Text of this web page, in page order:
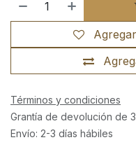
Términos y condiciones
Grantía de devolución de
Envío: 2-3 días hábiles